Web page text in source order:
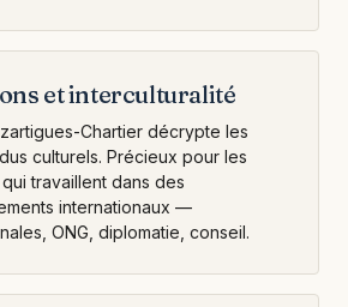
et interculturalité
Chartier décrypte les
culturels. Précieux pour les
travaillent dans des
internationaux —
ONG, diplomatie, conseil.